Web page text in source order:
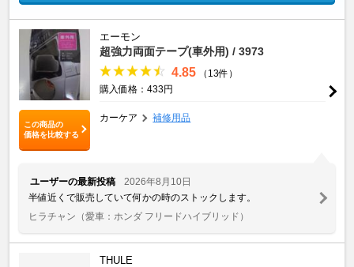
この商品の
価格を比較する
エーモン
超強力両面テープ(車外用) / 3973
4.85
（13件）
購入価格：433円
カーケア 補修用品
ユーザーの最新投稿
2026年8月10日
半値近くで販売していて何かの時のストックします。
ヒラチャン （愛車：ホンダ フリードハイブリッド）
THULE